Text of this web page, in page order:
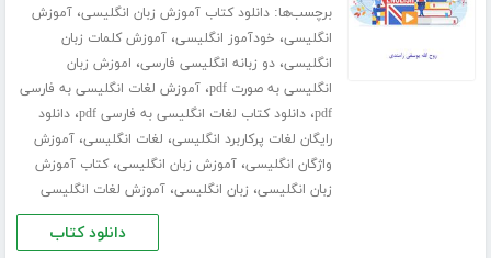
برچسب‌ها:دانلود کتاب آموزش زبان انگلیسی،آموزش
انگلیسی، خودآموز انگلیسی،آموزش کلمات زبان
انگلیسی،دو زبانه انگلیسی فارسی، اموزش زبان
انگلیسی به صورت pdf
،آموزش لغات انگلیسی به فارسی
pdf،دانلود کتاب لغات انگلیسی به فارسی pdf ،دانلود
رایگان لغات پرکاربرد انگلیسی، لغات انگلیسی،آموزش
واژگان انگلیسی،آموزش زبان انگلیسی،کتاب آموزش
زبان انگلیسی، زبان انگلیسی،آموزش لغات انگلیسی
دانلود کتاب